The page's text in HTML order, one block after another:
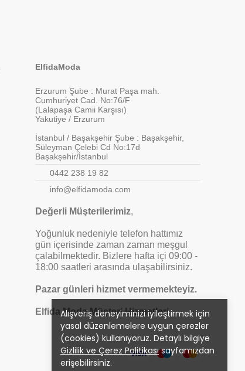
Alışveriş deneyiminizi iyileştirmek için
yasal düzenlemelere uygun çerezler
(cookies) kullanıyoruz. Detaylı bilgiye
Gizlilik ve Çerez Politikasısayfamızdan
erişebilirsiniz.
ElfidaModa
Erzurum Şube : Murat Paşa mah.
Cumhuriyet Cad. No:76/F
(Lalapaşa Camii Karşısı)
Yakutiye / Erzurum
İstanbul / Başakşehir Şube : Başakşehir,
Süleyman Çelebi Cd No:17d
Başakşehir/İstanbul
0442 238 19 82
info@elfidamoda.com
Değerli Müşterilerimiz,
Yoğunluk nedeniyle telefon hattımız
gün içerisinde zaman zaman meşgul
çalabilmektedir. Bizlere hafta içi 09:00 -
18:00 saatleri arasında ulaşabilirsiniz.
Pazar günleri hizmet vermemekteyiz.
Elfida Moda Müşteri Hizmetleri